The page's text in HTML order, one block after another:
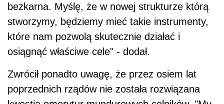
bezkarna. Myślę, że w nowej strukturze którą
stworzymy, będziemy mieć takie instrumenty,
które nam pozwolą skutecznie działać i
osiągnąć właściwe cele" - dodał.
Zwrócił ponadto uwagę, że przez osiem lat
poprzednich rządów nie została rozwiązana